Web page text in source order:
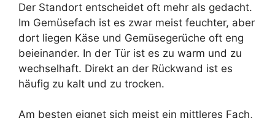
Der Standort entscheidet oft mehr als gedacht.
Im Gemüsefach ist es zwar meist feuchter, aber
dort liegen Käse und Gemüsegerüche oft eng
beieinander. In der Tür ist es zu warm und zu
wechselhaft. Direkt an der Rückwand ist es
häufig zu kalt und zu trocken.
Am besten eignet sich meist ein mittleres Fach,